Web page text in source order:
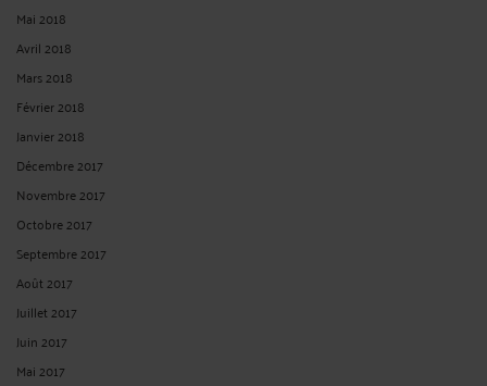
Mai 2018
Avril 2018
Mars 2018
Février 2018
Janvier 2018
Décembre 2017
Novembre 2017
Octobre 2017
Septembre 2017
Août 2017
Juillet 2017
Juin 2017
Mai 2017